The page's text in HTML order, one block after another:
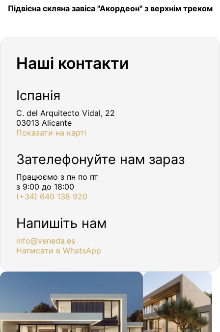
Підвісна скляна завіса "Акордеон" з верхнім треком
Наші контакти
Іспанія
C. del Arquitecto Vidal, 22
03013 Alicante
Показати на карті
Зателефонуйте нам зараз
Працюємо з пн по пт
з 9:00 до 18:00
(+34) 640 138 920
Напишіть нам
info@veneda.es
Написати в WhatsApp